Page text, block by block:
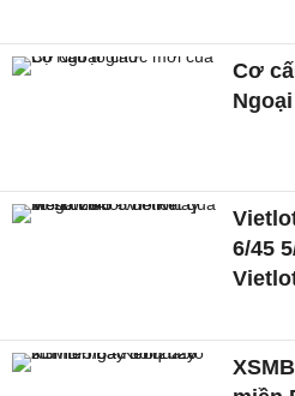
Cơ
6/45